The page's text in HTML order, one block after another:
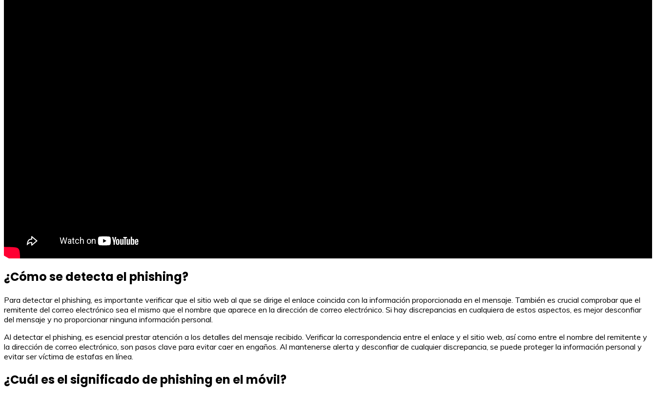
¿Cómo se detecta el phishing?
Para detectar el phishing, es importante verificar que el sitio web al que se dirige el enlace coincida con la información proporcionada en el mensaje. También es crucial comprobar que el
remitente del correo electrónico sea el mismo que el nombre que aparece en la dirección de correo electrónico. Si hay discrepancias en cualquiera de estos aspectos, es mejor desconfiar
del mensaje y no proporcionar ninguna información personal.
Al detectar el phishing, es esencial prestar atención a los detalles del mensaje recibido. Verificar la correspondencia entre el enlace y el sitio web, así como entre el nombre del remitente y
la dirección de correo electrónico, son pasos clave para evitar caer en engaños. Al mantenerse alerta y desconfiar de cualquier discrepancia, se puede proteger la información personal y
evitar ser víctima de estafas en línea.
¿Cuál es el significado de phishing en el móvil?